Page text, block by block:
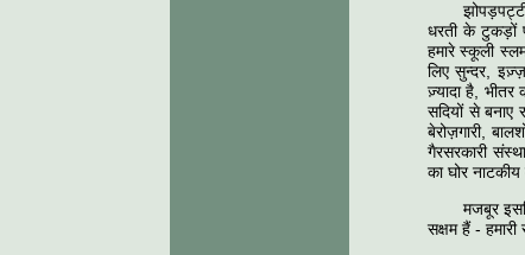
धरती के टुकड़ों
हमारे स्कूली
लिए सुन्दर,
ज़्यादा है,
सदियों से बनाए
बेरोज़गारी,
गैरसरकारी
का घोर
मजबूर
सक्षम हैं -